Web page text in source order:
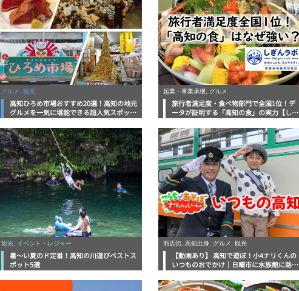
グルメ, 観光
高知ひろめ市場おすすめ20選！高知の地元
グルメを一気に堪能できる超人気スポット
起業・事業承継, グルメ
旅行者満足度・食べ物部門で全国1位！デ
ータが証明する「高知の食」の実力【しぎ
観光, イベント・レジャー
暑～い夏のド定番！高知の川遊びベストス
ポット5選
商店街, 高知出身, グルメ, 観光
【動画あり】 高知で遊ぼ！小4ナリくんの
いつものおでかけ｜日曜市に水族館に路面